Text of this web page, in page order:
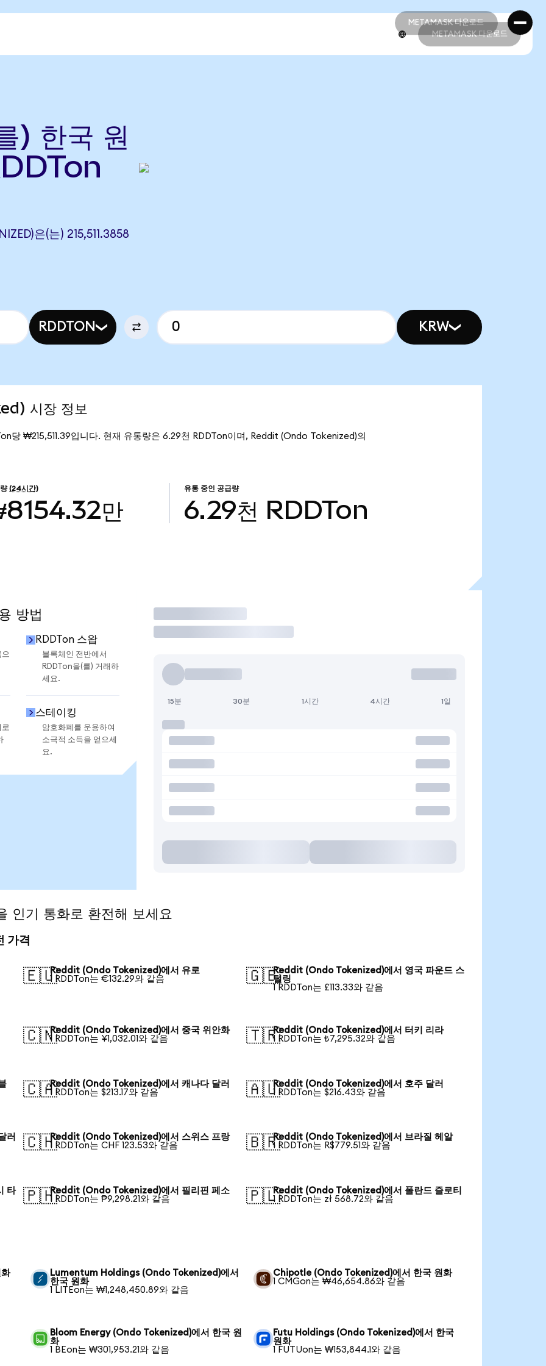
METAMASK 다운로드
METAMASK 다운로드
METAMASK 다운로드
한국 원
은(는) 215,511.3858
RDDTON KRW
시장 정보
당 ₩215,511.39입니다. 현재 유통량은 6.29천 RDDTon이며, Reddit (Ondo Tokenized)의
(24시간)
만
유통 중인 공급량
6.29천 RDDTon
방법
으
RDDTon 스왑
블록체인 전반에서
RDDTon을(를) 거래하
세요.
스테이킹
암호화폐를 운용하여
소극적 소득을 얻으세
요.
거래
15분 30분 1시간 4시간 1일
기 통화로 환전해 보세요
가격
🇪🇺Reddit (Ondo Tokenized)에서 유로
1 RDDTon는 €132.29와 같음
🇬🇧Reddit (Ondo Tokenized)에서 영국 파운드 스
털링
1 RDDTon는 £113.33와 같음
🇨🇳Reddit (Ondo Tokenized)에서 중국 위안화
1 RDDTon는 ¥1,032.01와 같음
🇹🇷Reddit (Ondo Tokenized)에서 터키 리라
1 RDDTon는 ₺7,295.32와 같음
🇨🇦Reddit (Ondo Tokenized)에서 캐나다 달러
1 RDDTon는 $213.17와 같음
🇦🇺Reddit (Ondo Tokenized)에서 호주 달러
1 RDDTon는 $216.43와 같음
러 🇨🇭Reddit (Ondo Tokenized)에서 스위스 프랑
1 RDDTon는 CHF 123.53와 같음
🇧🇷Reddit (Ondo Tokenized)에서 브라질 헤알
1 RDDTon는 R$779.51와 같음
타 🇵🇭Reddit (Ondo Tokenized)에서 필리핀 페소
1 RDDTon는 ₱9,298.21와 같음
🇵🇱Reddit (Ondo Tokenized)에서 폴란드 즐로티
1 RDDTon는 zł 568.72와 같음
Lumentum Holdings (Ondo Tokenized)에서
한국 원화
1 LITEon는 ₩1,248,450.89와 같음
Chipotle (Ondo Tokenized)에서 한국 원화
1 CMGon는 ₩46,654.86와 같음
Bloom Energy (Ondo Tokenized)에서 한국 원
화
1 BEon는 ₩301,953.21와 같음
Futu Holdings (Ondo Tokenized)에서 한국
원화
1 FUTUon는 ₩153,844.1와 같음